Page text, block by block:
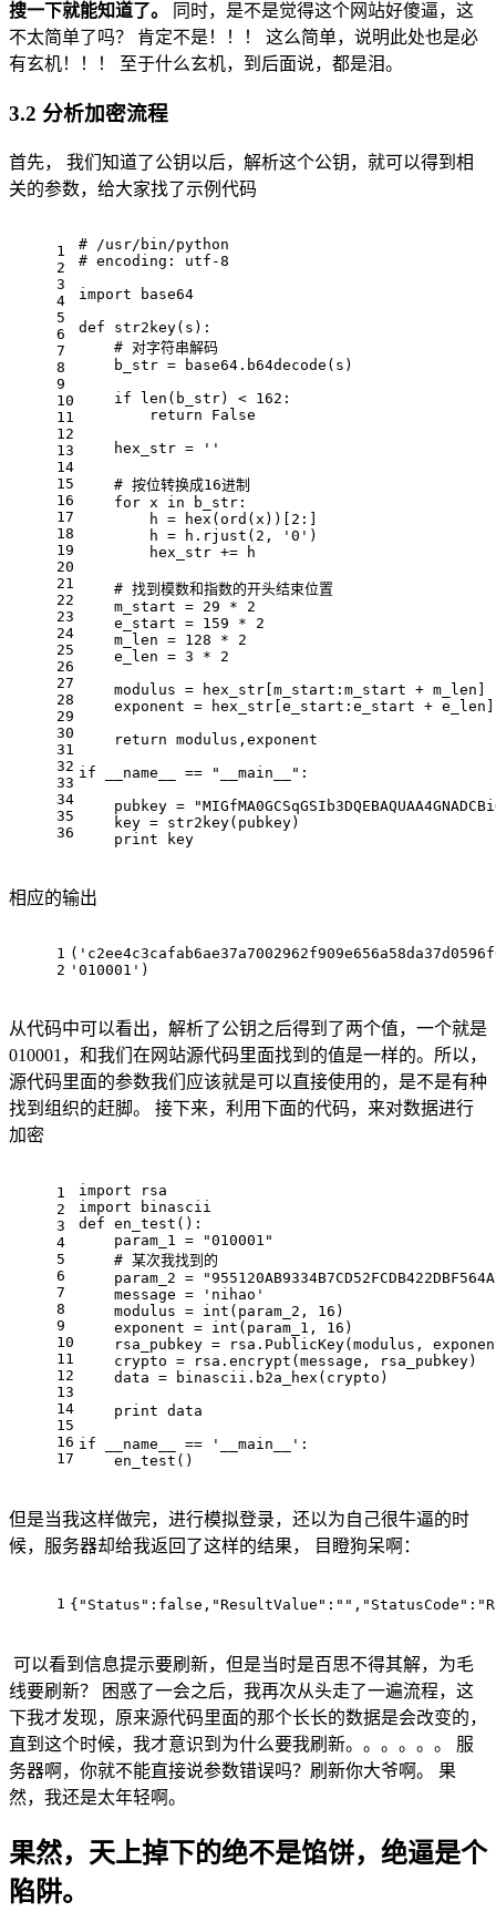
搜一下就能知道了。
同时，是不是觉得这个网站好傻逼，这
不太简单了吗？ 肯定不是！！！ 这么简单，说明此处也是必
有玄机！！！ 至于什么玄机，到后面说，都是泪。
3.2 分析加密流程
首先， 我们知道了公钥以后，解析这个公钥，就可以得到相
关的参数，给大家找了示例代码
1
2
3
4
5
6
7
8
9
10
11
12
13
14
15
16
17
18
19
20
21
22
23
24
25
26
27
28
29
30
31
32
33
34
35
36
# /usr/bin/python
# encoding: utf-8
import
base64
def
str2key(s):
    # 对字符串解码
b_str =
base64.b64decode(s)
if
len(b_str) < 162:
return
False
hex_str = ''
    # 按位转换成16进制
for x in b_str:
h =
hex(ord(x))[2:]
h =
h.rjust(2, '0')
hex_str += h
    # 找到模数和指数的开头结束位置
m_start = 29 * 2
e_start = 159 * 2
m_len = 128 * 2
e_len = 3 * 2
modulus =
hex_str[m_start:m_start + m_len]
exponent =
hex_str[e_start:e_start + e_len]
return modulus,exponent
if
__name__ == "__main__":
pubkey =
key = str2key(pubkey)
print
key
相应的输出
1
2
('c2ee4c3cafab6ae37a7002962f909e656a58da37d0596
' 010001 ')
从代码中可以看出，解析了公钥之后得到了两个值，一个就是
010001，和我们在网站源代码里面找到的值是一样的。所以，
源代码里面的参数我们应该就是可以直接使用的，是不是有种
找到组织的赶脚。 接下来，利用下面的代码，来对数据进行
加密
1
2
3
4
5
6
7
8
9
10
11
12
13
14
15
16
17
import rsa
import binascii
def en_test():
param_1
=
"010001"
# 某次我找到的
param_2 =
message = 'nihao'
modulus = int(param_2, 16 )
exponent = int(param_1, 16 )
rsa_pubkey = rsa.PublicKey(modulus,
crypto = rsa.encrypt(message, rsa_pubkey)
data = binascii.b2a_hex(crypto)
    print data
if
__name__
== '__main__':
    en_test()
但是当我这样做完，进行模拟登录，还以为自己很牛逼的时
候，服务器却给我返回了这样的结果， 目瞪狗呆啊：
1 { "Status" : false , "ResultValue" : "" , "StatusCode" :
可以看到信息提示要刷新，但是当时是百思不得其解，为毛
线要刷新？ 困惑了一会之后，我再次从头走了一遍流程，这
下我才发现，原来源代码里面的那个长长的数据是会改变的，
直到这个时候，我才意识到为什么要我刷新。。。。。。 服
务器啊，你就不能直接说参数错误吗？刷新你大爷啊。 果
然，我还是太年轻啊。
果然，天上掉下的绝不是馅饼，绝逼是个
陷阱。